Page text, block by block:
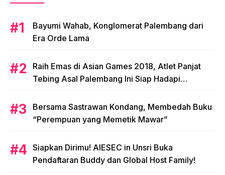
Bayumi Wahab, Konglomerat Palembang dari
Era Orde Lama
Raih Emas di Asian Games 2018, Atlet Panjat
Tebing Asal Palembang Ini Siap Hadapi
Bersama Sastrawan Kondang, Membedah Buku
“Perempuan yang Memetik Mawar”
Siapkan Dirimu! AIESEC in Unsri Buka
Pendaftaran Buddy dan Global Host Family!